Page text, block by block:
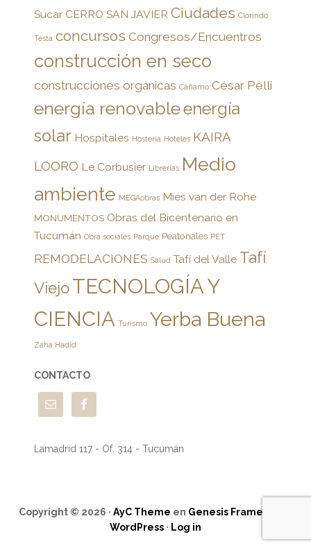
Sucar CERRO SAN JAVIER Ciudades Clorindo
Testa concursos Congresos/Encuentros
construcción en seco
construcciónes orgánicas Cáñamo César Pelli
energía renovableenergía
solar Hospitales Hostería Hoteles KAIRA
LOORO Le Corbusier Librerías Medio
ambiente MEGAobras Mies van der Rohe
MONUMENTOS Obras del Bicentenario en
Tucumán Obra sociales Parque Peatonales PET
REMODELACIONES Salud Tafí del Valle Tafí
ViejoTECNOLOGÍA Y
CIENCIA Turismo Yerba Buena
Zaha Hadid
CONTACTO
Lamadrid 117 - Of. 314 - Tucumán
Copyright © 2026 · AyC Theme en Genesis Framework
WordPress· Log in